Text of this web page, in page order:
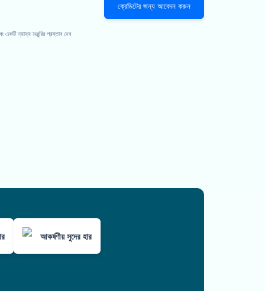
ন্যায্য মঞ্জুরির প্রস্তাব দেব
ক্রেডিটের জন্য আবেদন করুন
আকর্ষণীয় সুদের হার